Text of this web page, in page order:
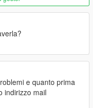
e quanto prima
indirizzo mail